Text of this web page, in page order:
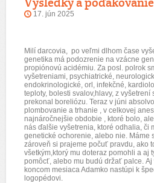
17. jún 2025
Milí darcovia, po veľmi dlhom čase
genetika má podozrenie na vzácne
propiónovú acidémiu. Za posl. polrok
vyšetreniami, psychiatrické,
endokrinologické, orl, infekčné,
teploty, bolesti svalov,hlavy, z vyšetrení
prekonal boreliózu. Teraz v júni
plombovanie a trhanie , v celkovej
najnáročnejšie obdobie , ktoré bolo,
nás ďalšie vyšetrenia, ktoré odhalia, či
genetické ochorenie, alebo nie. Máme
zároveň si prajeme počuť pravdu, ako
všetkým,ktorý mu doteraz pomohli a aj
pomôcť, alebo mu budú držať palce.
koncom mesiaca Adamko nastúpi k
logopédovi.